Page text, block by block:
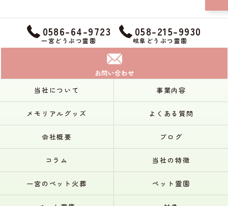
0586-64-9723
一宮どうぶつ霊園
058-215-9930
岐阜どうぶつ霊園
お問い合わせ
当社について
事業内容
メモリアルグッズ よくある質問
会社概要 ブログ
コラム 当社の特徴
一宮のペット火葬 ペット霊園